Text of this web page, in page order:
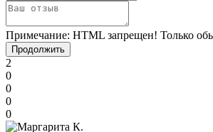
Примечание: HTML запрещен! Только
Продолжить
2
0
0
0
0